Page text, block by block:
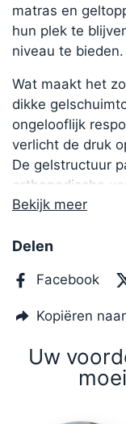
Bekijk meer
matras en
hun plek te
niveau te bieden.
Wat maakt het
dikke
ongelooflijk
verlicht de druk
De gelstructuur
orthopedische
uitstekende
hoogte toe aan
comfortabel aan
Binnenin zorgt
7-zonesysteem
Delen
Facebook
Kopiëren
Uw